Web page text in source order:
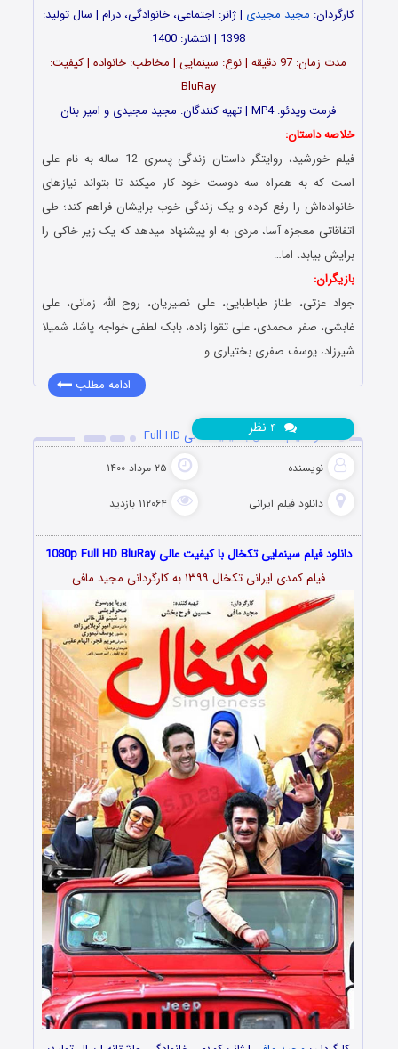
کارگردان: مجید مجیدی | ژانر: اجتماعی، خانوادگی، درام | سال تولید:
1398 | انتشار: 1400
مدت زمان: 97 دقیقه | نوع: سینمایی | مخاطب: خانواده | کیفیت:
BluRay
فرمت ویدئو: MP4 | تهیه کنندگان: مجید مجیدی و امیر بنان
خلاصه داستان:
فیلم خورشید، روایتگر داستان زندگی پسری 12 ساله به نام علی
است که به همراه سه دوست خود کار میکند تا بتواند نیازهای
خانواده‌اش را رفع کرده و یک زندگی خوب برایشان فراهم کند؛ طی
اتفاقاتی معجزه آسا، مردی به او پیشنهاد میدهد که یک زیر خاکی را
برایش بیابد، اما…
بازیگران:
جواد عزتی، طناز طباطبایی، علی نصیریان، روح الله زمانی، علی
غابشی، صفر محمدی، علی تقوا زاده، بابک لطفی خواجه پاشا، شمیلا
شیرزاد، یوسف صفری بختیاری و…
ادامه مطلب
دانلود فیلم تکخال با کیفیت عالی Full HD
نویسنده ۲۵ مرداد ۱۴۰۰
دانلود فیلم‌ ایرانی ۱۱۲۰۶۴ بازدید
نظر
دانلود فیلم سینمایی تکخال با کیفیت عالی 1080p Full HD BluRay
فیلم کمدی ایرانی تکخال ۱۳۹۹ به کارگردانی مجید مافی